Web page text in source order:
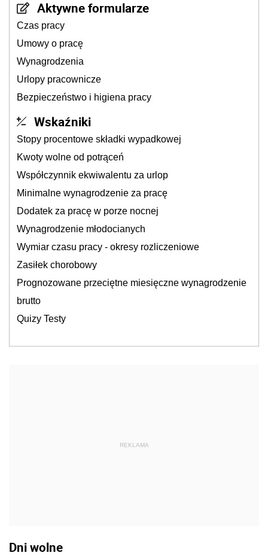
Aktywne formularze
Czas pracy
Umowy o pracę
Wynagrodzenia
Urlopy pracownicze
Bezpieczeństwo i higiena pracy
Wskaźniki
Stopy procentowe składki wypadkowej
Kwoty wolne od potrąceń
Współczynnik ekwiwalentu za urlop
Minimalne wynagrodzenie za pracę
Dodatek za pracę w porze nocnej
Wynagrodzenie młodocianych
Wymiar czasu pracy - okresy rozliczeniowe
Zasiłek chorobowy
Prognozowane przeciętne miesięczne wynagrodzenie
brutto
Quizy Testy
REKLAMA
Dni wolne